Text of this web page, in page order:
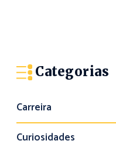
Categorias
Carreira
Curiosidades